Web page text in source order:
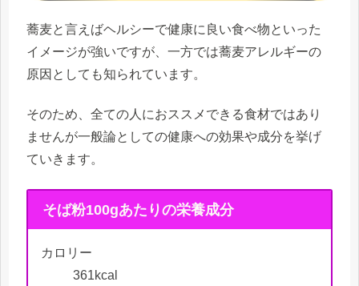
蕎麦と言えばヘルシーで健康に良い食べ物といった
イメージが強いですが、一方では蕎麦アレルギーの
原因としても知られています。
そのため、全ての人におススメできる食材ではあり
ませんが一般論としての健康への効果や成分を挙げ
ていきます。
そば粉100gあたりの栄養成分
カロリー
361kcal